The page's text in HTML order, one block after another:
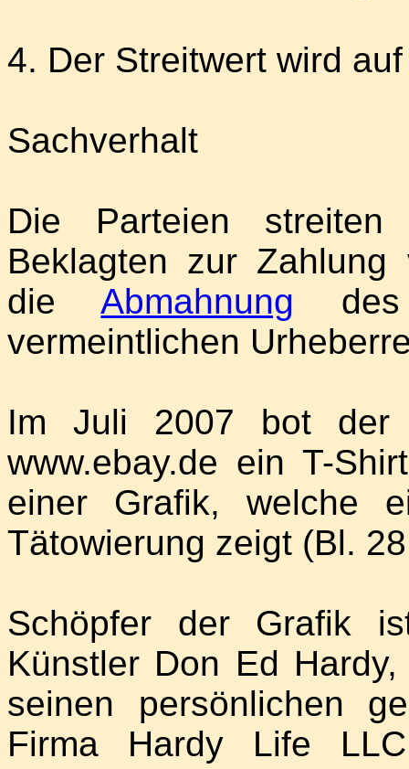
4. Der Streitwert wird
Sachverhalt
Die Parteien
Beklagten zur Zahlung
dieAbmahnung des
vermeintlichen
Im Juli 2007 bot der
www.ebay.de ein T-
einer Grafik, welche
Tätowierung zeigt (Bl.
Schöpfer der Grafik
Künstler Don Ed
seinen persönlichen
Firma Hardy Life